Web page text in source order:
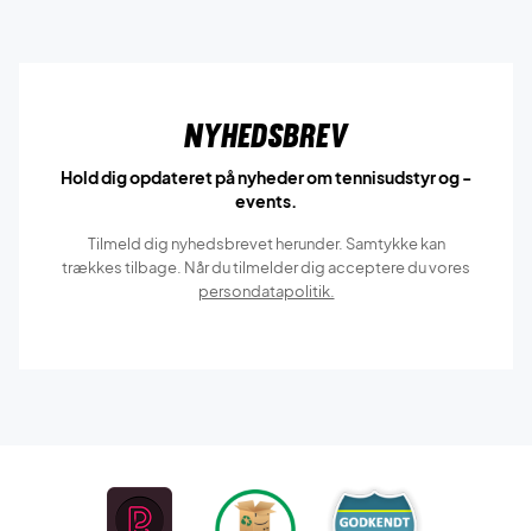
Nyhedsbrev
Hold dig opdateret på nyheder om tennisudstyr og -
events.
Tilmeld dig nyhedsbrevet herunder. Samtykke kan
trækkes tilbage. Når du tilmelder dig acceptere du vores
persondatapolitik.